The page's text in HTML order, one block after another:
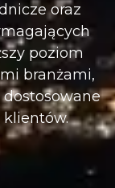
oraz
poziom
branżami,